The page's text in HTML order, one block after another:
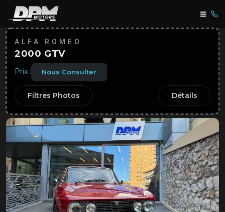
ALFA ROMEO
2000 GTV
Prix : Nous Consulter
Filtres Photos Détails